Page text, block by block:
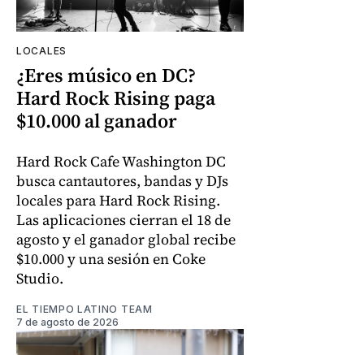
LOCALES
¿Eres músico en DC?
Hard Rock Rising paga
$10.000 al ganador
Hard Rock Cafe Washington DC
busca cantautores, bandas y DJs
locales para Hard Rock Rising.
Las aplicaciones cierran el 18 de
agosto y el ganador global recibe
$10.000 y una sesión en Coke
Studio.
EL TIEMPO LATINO TEAM
7 de agosto de 2026